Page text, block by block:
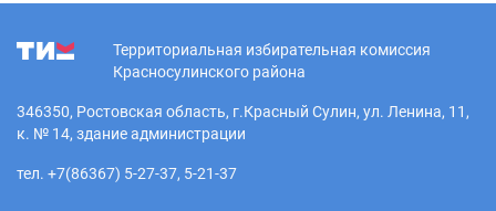
Территориальная избирательная комиссия
Красносулинского района
346350, Ростовская область, г.Красный Сулин, ул. Ленина, 11,
к. № 14, здание администрации
тел. +7(86367) 5-27-37, 5-21-37